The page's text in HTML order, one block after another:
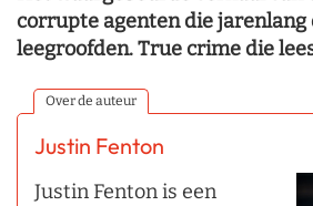
corrupte agenten die
leegroofden. True crime die
Over de auteur
Justin Fenton
Justin Fenton is een